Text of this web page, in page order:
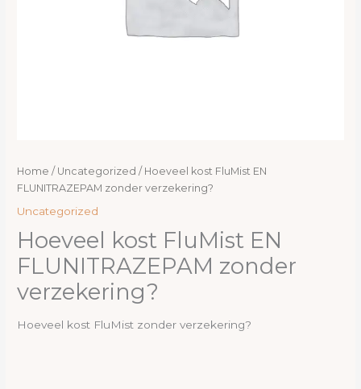
Home / Uncategorized / Hoeveel kost FluMist EN
FLUNITRAZEPAM zonder verzekering?
Uncategorized
Hoeveel kost FluMist EN
FLUNITRAZEPAM zonder
verzekering?
Hoeveel kost FluMist zonder verzekering?